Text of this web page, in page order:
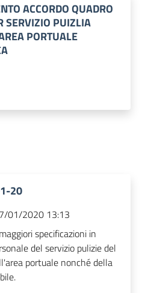
ACCORDO QUADRO
SERVIZIO PUIZLIA
PORTUALE
20
01/2020 13:13
specificazioni in
del servizio pulizie del
portuale nonché della